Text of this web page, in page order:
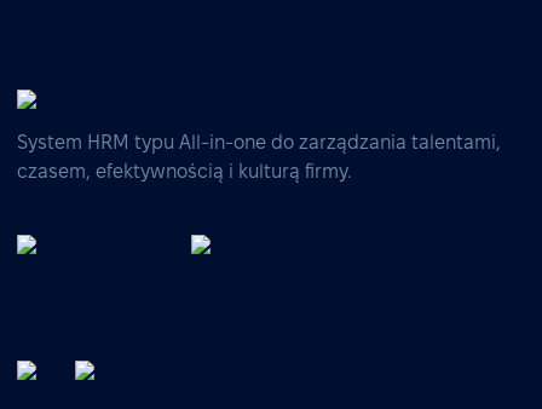
System HRM typu All-in-one do zarządzania talentami,
czasem, efektywnością i kulturą firmy.